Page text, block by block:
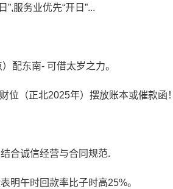
”,服务业优先“开日”...
配东南- 可借太岁之力。
位（正北2025年）摆放账本或催款函！
合诚信经营与合同规范.
明午时回款率比子时高25%。